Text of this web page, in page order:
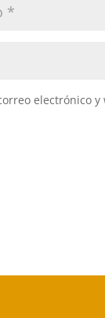
electrónico